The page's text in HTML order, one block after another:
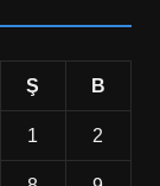
Ş B
1 2